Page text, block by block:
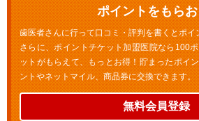
ポイントをもら
歯医者さんに行って口コミ・評判を書くとポイ
さらに、ポイントチケット加盟医院なら100
ットがもらえて、もっとお得！貯まったポイ
ントやネットマイル、商品券に交換できます。
無料会員登録